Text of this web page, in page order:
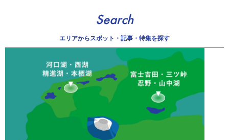
Search
エリアからスポット・記事・特集を探す